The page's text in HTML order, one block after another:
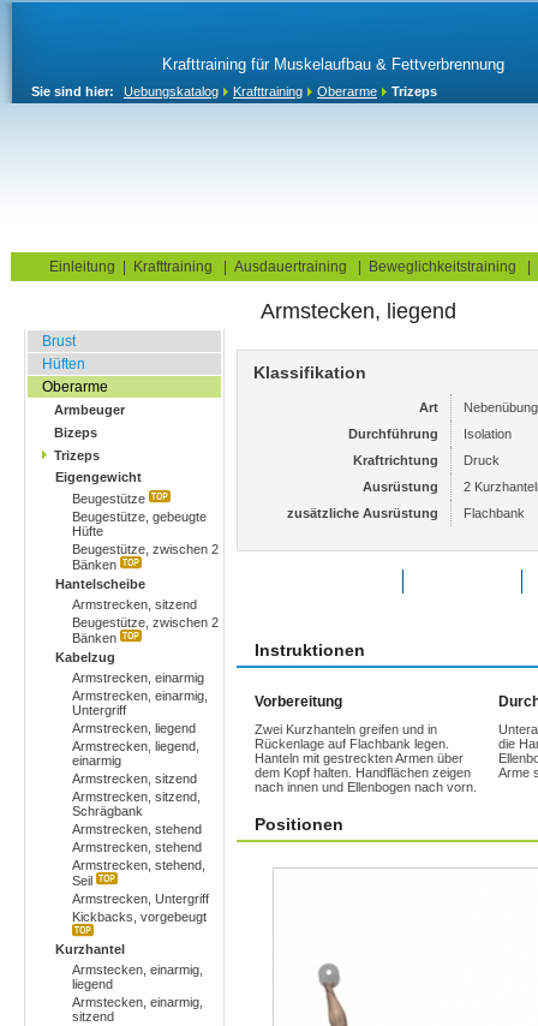
Krafttraining für Muskelaufbau & Fettverbrennung
Sie sind hier: Uebungskatalog Krafttraining Oberarme Trizeps
Einleitung Krafttraining Ausdauertraining Beweglichkeitstraining
Brust
Hüften
Oberarme
Armbeuger
Bizeps
Trizeps
Eigengewicht
Beugestütze
Beugestütze, gebeugte
Hüfte
Beugestütze, zwischen 2
Bänken
Hantelscheibe
Armstrecken, sitzend
Beugestütze, zwischen 2
Bänken
Kabelzug
Armstrecken, einarmig
Armstrecken, einarmig,
Untergriff
Armstrecken, liegend
Armstrecken, liegend,
einarmig
Armstrecken, sitzend
Armstrecken, sitzend,
Schrägbank
Armstrecken, stehend
Armstrecken, stehend
Armstrecken, stehend,
Seil
Armstrecken, Untergriff
Kickbacks, vorgebeugt
Kurzhantel
Armstecken, einarmig,
liegend
Armstecken, einarmig,
sitzend
Armstecken, liegend
Klassifikation
Art
Nebenübung
Durchführung
Isolation
Kraftrichtung
Druck
Ausrüstung
2
zusätzliche Ausrüstung
Flachbank
Instruktionen
Vorbereitung
Zwei Kurzhanteln greifen und in
Rückenlage auf Flachbank legen.
Hanteln mit gestreckten Armen über
dem Kopf halten. Handflächen zeigen
nach innen und Ellenbogen nach vorn.
die
Arme
Positionen